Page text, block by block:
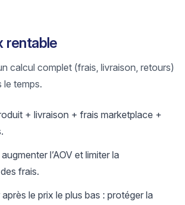
rentable
calcul complet (frais, livraison, retours)
le temps.
+ livraison + frais marketplace +
l’AOV et limiter la
frais.
le prix le plus bas : protéger la